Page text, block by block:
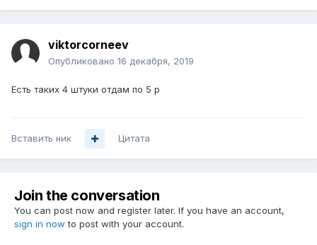
viktorcorneev
Опубликовано 16 декабря, 2019
Есть таких 4 штуки отдам по 5 р
Вставить ник Цитата
Join the conversation
You can post now and register later. If you have an account,
sign in now to post with your account.